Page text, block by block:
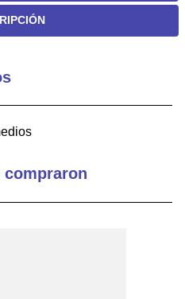
6.
nvent
9.
pin connectors
10.